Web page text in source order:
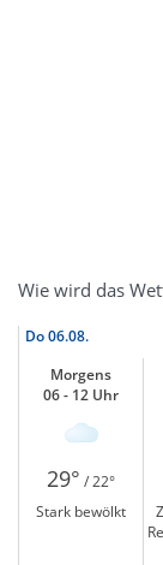
Wie wird das
Do06.08.
Morgens
06 - 12 Uhr
29° / 22°
Stark bewölkt